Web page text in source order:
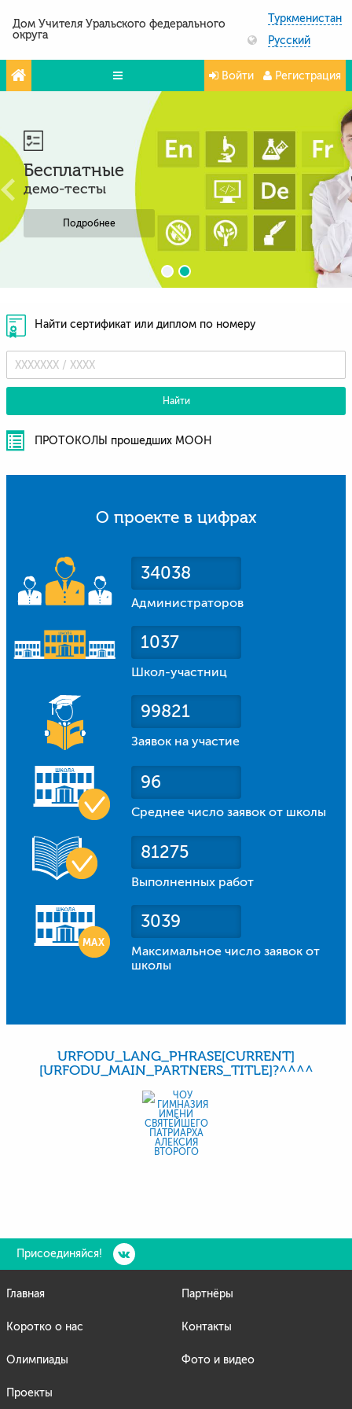
Дом Учителя Уральского федерального
округа
Туркменистан
Русский
Проекты
Партнёры
Контакты
Фото и видео
Войти Регистрация
Бесплатные
демо-тесты
Подробнее
Найти сертификат или диплом по номеру
Найти
ПРОТОКОЛЫ прошедших МООН
О проекте в цифрах
34038
Администраторов
1037
Школ-участниц
99821
Заявок на участие
96
Среднее число заявок от школы
81275
Выполненных работ
3039
Максимальное число заявок от
школы
URFODU_LANG_PHRASE[CURRENT]
[URFODU_MAIN_PARTNERS_TITLE]?^^^^
Присоединяйся!
Главная
Коротко о нас
Олимпиады
Проекты
Партнёры
Контакты
Фото и видео